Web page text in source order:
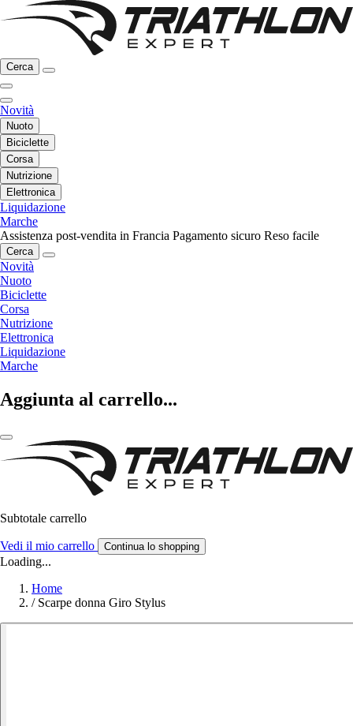
Cerca
Novità
Nuoto
Biciclette
Corsa
Nutrizione
Elettronica
Liquidazione
Marche
Assistenza post-vendita in Francia Pagamento sicuro Reso facile
Cerca
Novità
Nuoto
Biciclette
Corsa
Nutrizione
Elettronica
Liquidazione
Marche
Aggiunta al carrello...
Subtotale carrello
Vedi il mio carrello Continua lo shopping
Loading...
Home
/ Scarpe donna Giro Stylus